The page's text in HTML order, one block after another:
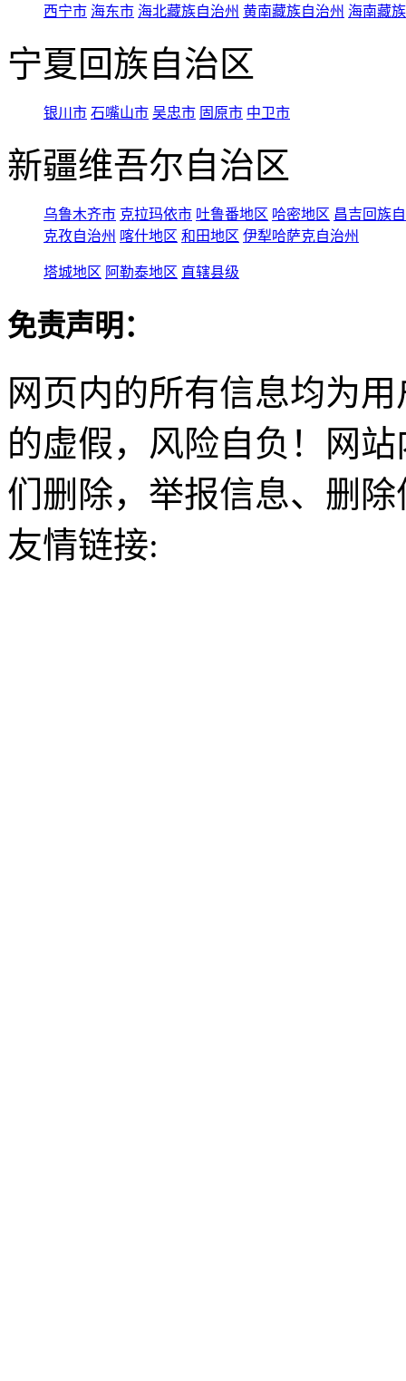
西宁市 海东市 海北藏族自治州 黄南藏族自治州 海南藏
宁夏回族自治区
银川市 石嘴山市 吴忠市 固原市 中卫市
新疆维吾尔自治区
乌鲁木齐市 克拉玛依市 吐鲁番地区 哈密地区 昌吉回族
克孜自治州 喀什地区 和田地区 伊犁哈萨克自治州
塔城地区 阿勒泰地区 直辖县级
免责声明：
网页内的所有信息均为
的虚假，风险自负！网
们删除，举报信息、删
友情链接: